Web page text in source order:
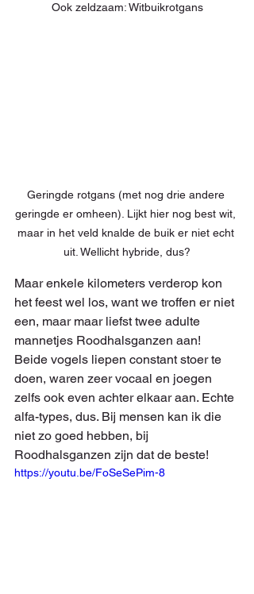
Ook zeldzaam: Witbuikrotgans
Geringde rotgans (met nog drie andere
geringde er omheen). Lijkt hier nog best wit,
maar in het veld knalde de buik er niet echt
uit. Wellicht hybride, dus?
Maar enkele kilometers verderop kon
het feest wel los, want we troffen er niet
een, maar maar liefst twee adulte
mannetjes Roodhalsganzen aan!
Beide vogels liepen constant stoer te
doen, waren zeer vocaal en joegen
zelfs ook even achter elkaar aan. Echte
alfa-types, dus. Bij mensen kan ik die
niet zo goed hebben, bij
Roodhalsganzen zijn dat de beste!
https://youtu.be/FoSeSePim-8